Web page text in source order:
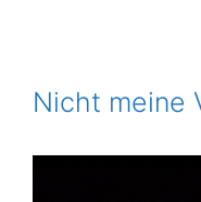
Nicht meine